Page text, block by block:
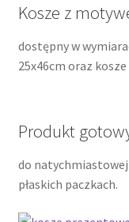
Frequently Asked
Header & Teaser
Kontakt
Kosze z
dostępny w
25x46cm oraz
Produkt
do
płaskich paczkach.